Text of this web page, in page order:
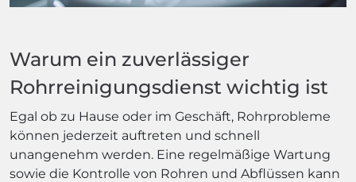
Warum ein zuverlässiger
Rohrreinigungsdienst wichtig ist
Egal ob zu Hause oder im Geschäft, Rohrprobleme
können jederzeit auftreten und schnell
unangenehm werden. Eine regelmäßige Wartung
sowie die Kontrolle von Rohren und Abflüssen kann